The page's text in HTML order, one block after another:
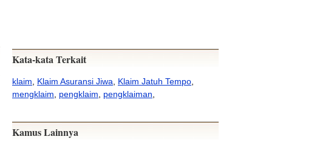
Kata-kata Terkait
klaim Klaim Asuransi Jiwa Klaim Jatuh Tempo
mengklaim
pengklaim pengklaiman
Kamus Lainnya